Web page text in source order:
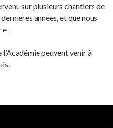
sur plusieurs chantiers de
années, et que nous
peuvent venir à